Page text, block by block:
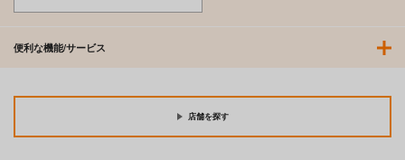
便利な機能/サービス
店舗を探す